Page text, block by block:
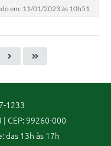
em: 11/01/2023 às 10h51
1233
| CEP: 99260-000
das 13h às 17h